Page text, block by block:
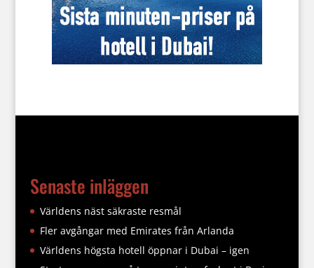
Senaste inläggen
Världens näst säkraste resmål
Fler avgångar med Emirates från Arlanda
Världens högsta hotell öppnar i Dubai – igen